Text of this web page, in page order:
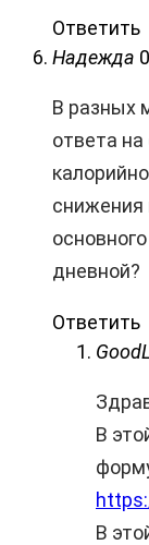
Ответить
Надежда
В разных
ответа
снижения
дневной?
Ответить
В
В